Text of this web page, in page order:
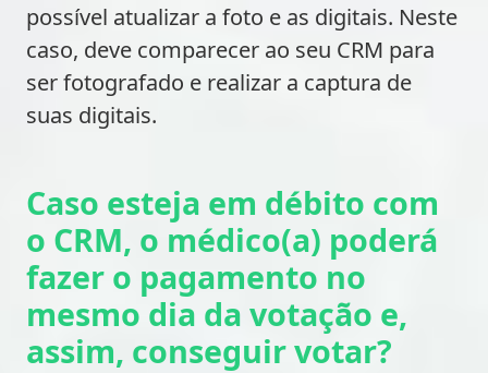
possível atualizar a foto e as digitais. Neste
caso, deve comparecer ao seu CRM para
ser fotografado e realizar a captura de
suas digitais.
Caso esteja em débito com
o CRM, o médico(a) poderá
fazer o pagamento no
mesmo dia da votação e,
assim, conseguir votar?